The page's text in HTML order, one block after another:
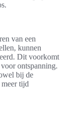
van een
kunnen
Dit voorkomt
ontspanning.
bij de
tijd